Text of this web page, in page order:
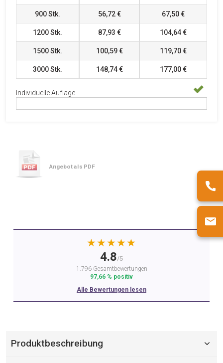
900Stk. 56,72 € 67,50 €
1200Stk. 87,93 € 104,64 €
1500Stk. 100,59 € 119,70 €
3000Stk. 148,74 € 177,00 €
Individuelle Auflage
Angebot als PDF
★★★★★
4.8/5
1.796 Gesamtbewertungen
97,66 % positiv
Alle Bewertungen lesen
Produktbeschreibung